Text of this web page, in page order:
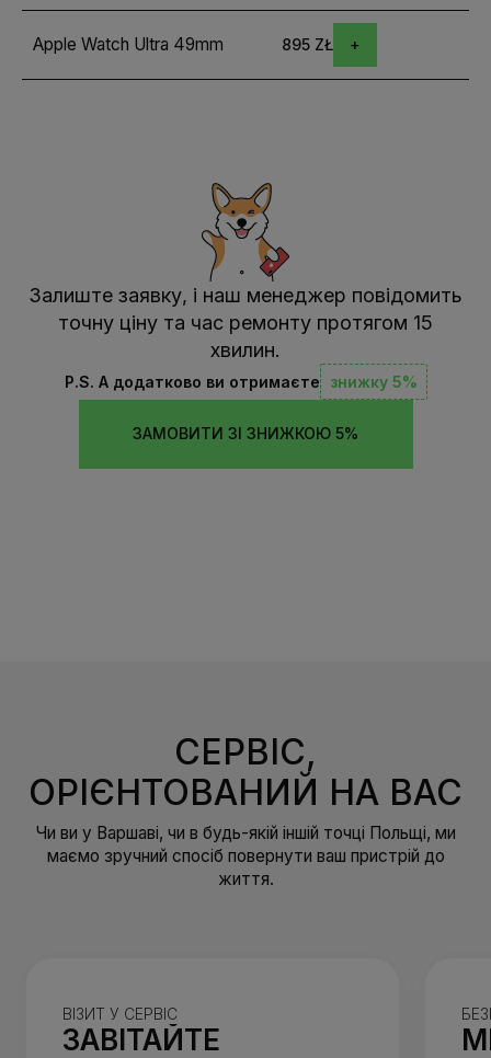
Apple Watch Ultra 49mm 895 ZŁ
Залиште заявку, і наш менеджер повідомить
точну ціну та час ремонту протягом 15
хвилин.
P.S. А додатково ви отримаєте знижку 5%
ЗАМОВИТИ ЗІ ЗНИЖКОЮ 5%
СЕРВІС,
ОРІЄНТОВАНИЙ НА ВАС
Чи ви у Варшаві, чи в будь-якій іншій точці Польщі, ми
маємо зручний спосіб повернути ваш пристрій до
життя.
ВІЗИТ У СЕРВІС
ЗАВІТАЙТЕ